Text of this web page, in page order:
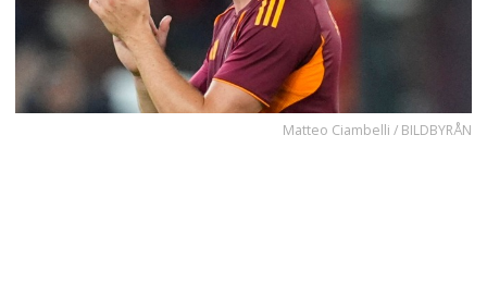
Matteo Ciambelli / BILDBYRÅN